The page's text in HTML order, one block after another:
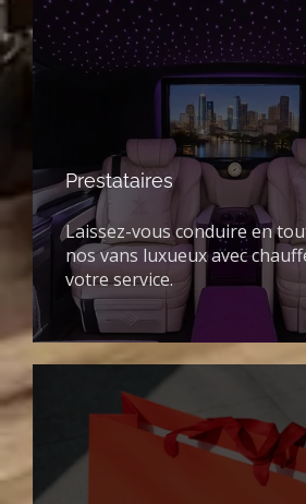
Prestataires
Laissez-vous conduire en
nos vans luxueux avec
votre service.